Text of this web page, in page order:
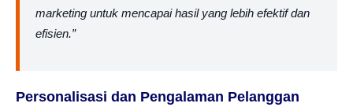
marketing untuk mencapai hasil yang lebih efektif dan
efisien.”
Personalisasi dan Pengalaman Pelanggan